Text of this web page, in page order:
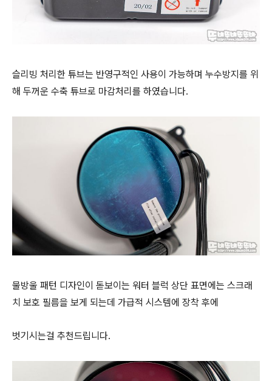
슬리빙 처리한 튜브는 반영구적인 사용이 가능하며 누수방지를 위
해 두꺼운 수축 튜브로 마감처리를 하였습니다.
물방울 패턴 디자인이 돋보이는 워터 블럭 상단 표면에는 스크래
치 보호 필름을 보게 되는데 가급적 시스템에 장착 후에
벗기시는걸 추천드립니다.